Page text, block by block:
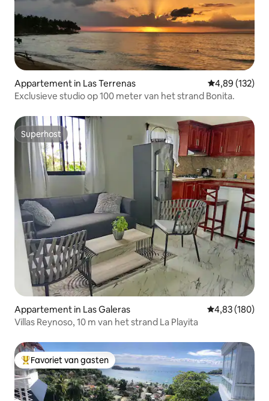
Appartement in Las Terrenas Gemiddelde
4,89 (132)
Exclusieve studio op 100 meter van het strand Bonita.
Superhost
Superhost
Appartement in Las Galeras Gemiddelde
4,83 (180)
Villas Reynoso, 10 m van het strand La Playita
Topfavoriet van gasten
Favoriet van gasten